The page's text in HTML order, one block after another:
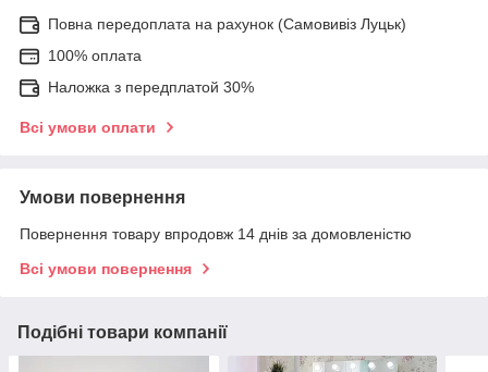
Повна передоплата на рахунок (Самовивіз Луцьк)
100% оплата
Наложка з передплатой 30%
Всі умови оплати
Умови повернення
Повернення товару впродовж 14 днів за домовленістю
Всі умови повернення
Подібні товари компанії